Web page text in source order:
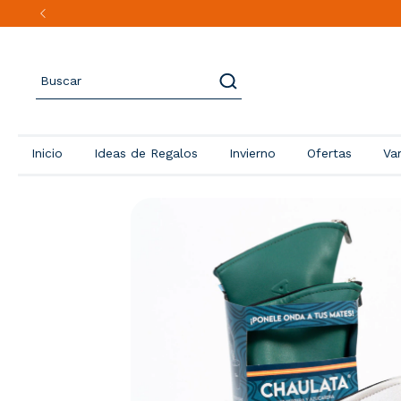
Inicio Ideas de Regalos Invierno Ofertas